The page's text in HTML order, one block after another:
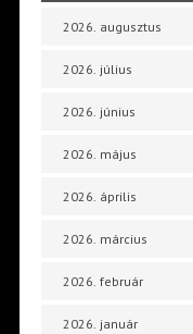
2026. augusztus
2026. július
2026. június
2026. május
2026. április
2026. március
2026. február
2026. január